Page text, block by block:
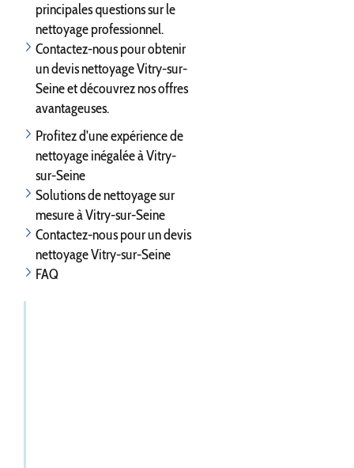
principales questions sur le
nettoyage professionnel.
Contactez-nous pour obtenir
un devis nettoyage Vitry-sur-
Seine et découvrez nos offres
avantageuses.
Profitez d'une expérience de
nettoyage inégalée à Vitry-
sur-Seine
Solutions de nettoyage sur
mesure à Vitry-sur-Seine
Contactez-nous pour un devis
nettoyage Vitry-sur-Seine
FAQ